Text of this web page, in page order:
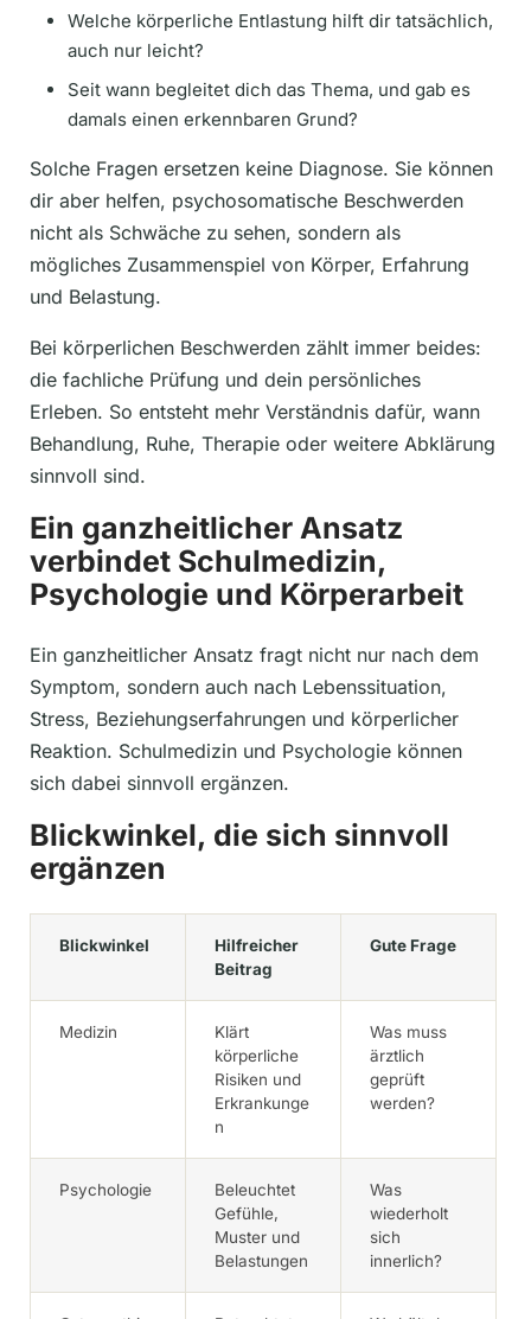
Welche körperliche Entlastung hilft dir tatsächlich,
auch nur leicht?
Seit wann begleitet dich das Thema, und gab es
damals einen erkennbaren Grund?
Solche Fragen ersetzen keine Diagnose. Sie können
dir aber helfen, psychosomatische Beschwerden
nicht als Schwäche zu sehen, sondern als
mögliches Zusammenspiel von Körper, Erfahrung
und Belastung.
Bei körperlichen Beschwerden zählt immer beides:
die fachliche Prüfung und dein persönliches
Erleben. So entsteht mehr Verständnis dafür, wann
Behandlung, Ruhe, Therapie oder weitere Abklärung
sinnvoll sind.
Ein ganzheitlicher Ansatz
verbindet Schulmedizin,
Psychologie und Körperarbeit
Ein ganzheitlicher Ansatz fragt nicht nur nach dem
Symptom, sondern auch nach Lebenssituation,
Stress, Beziehungserfahrungen und körperlicher
Reaktion. Schulmedizin und Psychologie können
sich dabei sinnvoll ergänzen.
Blickwinkel, die sich sinnvoll
ergänzen
Blickwinkel
Hilfreicher
Beitrag
Gute Frage
Medizin
Klärt
körperliche
Risiken und
Erkrankunge
n
Was muss
ärztlich
geprüft
werden?
Psychologie
Beleuchtet
Gefühle,
Muster und
Belastungen
Was
wiederholt
sich
innerlich?